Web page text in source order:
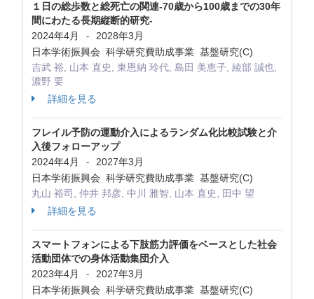
１日の総歩数と総死亡の関連-70歳から100歳までの30年
間にわたる長期縦断的研究-
2024年4月
-
2028年3月
日本学術振興会 科学研究費助成事業 基盤研究(C)
吉武 裕, 山本 直史, 東恩納 玲代, 島田 美恵子, 綾部 誠也,
濃野 要
詳細を見る
フレイル予防の運動介入によるランダム化比較試験と介
入後フォローアップ
2024年4月
-
2027年3月
日本学術振興会 科学研究費助成事業 基盤研究(C)
丸山 裕司, 仲井 邦彦, 中川 雅智, 山本 直史, 田中 望
詳細を見る
スマートフォンによる下肢筋力評価をベースとした社会
活動団体での身体活動集団介入
2023年4月
-
2027年3月
日本学術振興会 科学研究費助成事業 基盤研究(C)